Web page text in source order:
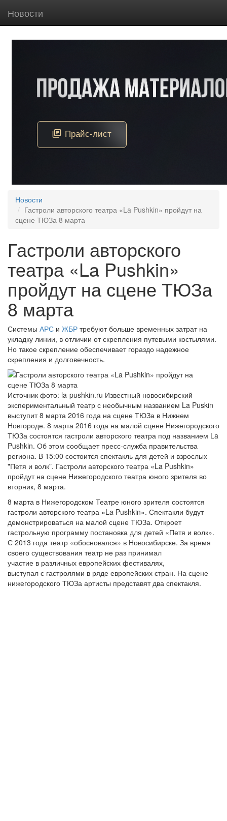
Новости
Новости
Гастроли авторского театра «La Pushkin» пройдут на
сцене ТЮЗа 8 марта
Гастроли авторского
театра «La Pushkin»
пройдут на сцене ТЮЗа
8 марта
Системы АРС и ЖБР требуют больше временных затрат на
укладку линии, в отличии от скрепления путевыми костылями.
Но такое скрепление обеспечивает гораздо надежное
скрепления и долговечность.
Источник фото: la-pushkin.ru Известный новосибирский
экспериментальный театр с необычным названием La Puskin
выступит 8 марта 2016 года на сцене ТЮЗа в Нижнем
Новгороде. 8 марта 2016 года на малой сцене Нижегородского
ТЮЗа состоятся гастроли авторского театра под названием La
Pushkin. Об этом сообщает пресс-служба правительства
региона. В 15:00 состоится спектакль для детей и взрослых
"Петя и волк". Гастроли авторского театра «La Pushkin»
пройдут на сцене Нижегородского театра юного зрителя во
вторник, 8 марта.
8 марта в Нижегородском Театре юного зрителя состоятся
гастроли авторского театра «La Pushkin». Спектакли будут
демонстрироваться на малой сцене ТЮЗа. Откроет
гастрольную программу постановка для детей «Петя и волк».
С 2013 года театр «обосновался» в Новосибирске. За время
своего существования театр не раз принимал
участие в различных европейских фестивалях,
выступал с гастролями в ряде европейских стран. На сцене
нижегородского ТЮЗа артисты представят два спектакля.